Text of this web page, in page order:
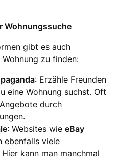
Wohnungssuche
gibt es auch
zu finden:
: Erzähle Freunden
eine Wohnung suchst. Oft
durch
: Websites wieeBay
ebenfalls viele
kann man manchmal